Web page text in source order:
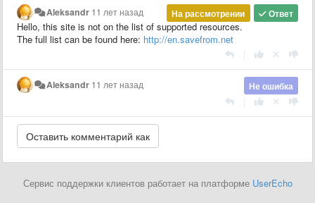
Ответ
На рассмотрении
Aleksandr 11 лет назад
Hello, this site is not on the list of supported resources.
The full list can be found here: http://en.savefrom.net
Не ошибка
Aleksandr 11 лет назад
Сервис поддержки клиентов работает на платформе UserEcho